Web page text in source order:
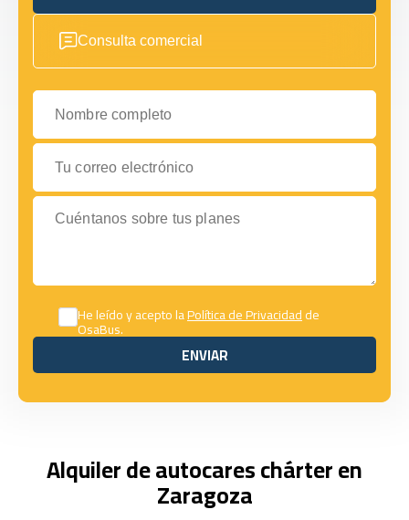
Consulta comercial
Nombre completo
Tu correo electrónico
Cuéntanos sobre tus planes
He leído y acepto laPolítica de Privacidadde
OsaBus.
ENVIAR
ENVIAR
Alquiler de autocares chárter en
Zaragoza